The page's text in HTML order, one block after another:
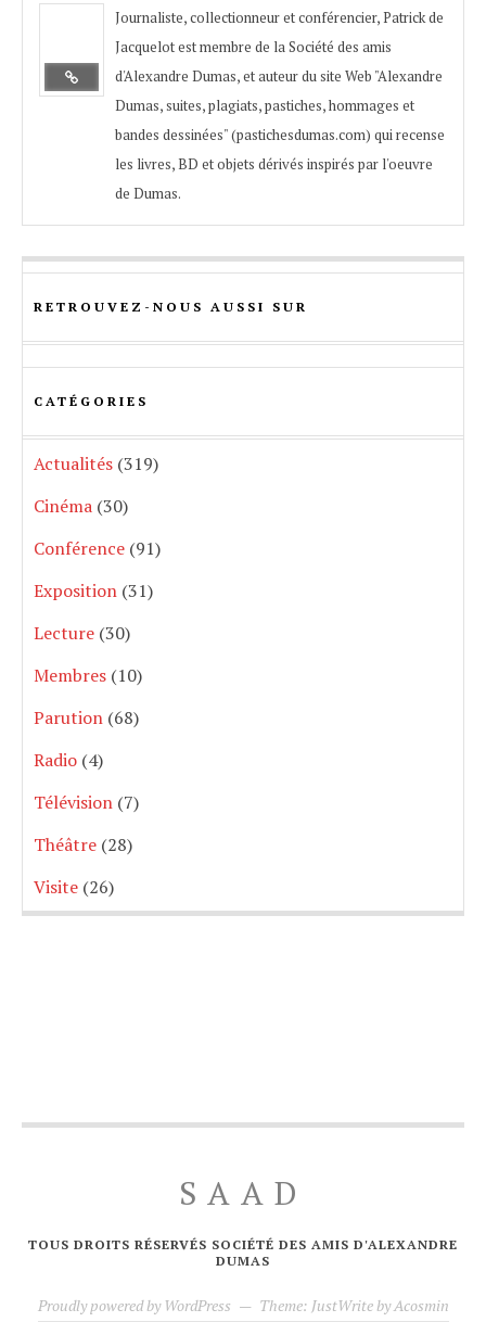
Journaliste, collectionneur et conférencier, Patrick de
Jacquelot est membre de la Société des amis
d'Alexandre Dumas, et auteur du site Web "Alexandre
Dumas, suites, plagiats, pastiches, hommages et
bandes dessinées" (pastichesdumas.com) qui recense
les livres, BD et objets dérivés inspirés par l'oeuvre
de Dumas.
RETROUVEZ-NOUS AUSSI SUR
CATÉGORIES
Actualités (319)
Cinéma (30)
Conférence (91)
Exposition (31)
Lecture (30)
Membres (10)
Parution (68)
Radio (4)
Télévision (7)
Théâtre (28)
Visite (26)
SAAD
TOUS DROITS RÉSERVÉS SOCIÉTÉ DES AMIS D'ALEXANDRE
DUMAS
Proudly powered by WordPress — Theme: JustWrite byAcosmin